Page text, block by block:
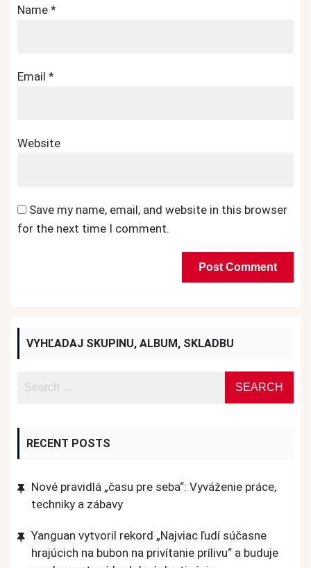
Name *
Email *
Website
Save my name, email, and website in this browser
for the next time I comment.
VYHĽADAJ SKUPINU, ALBUM, SKLADBU
RECENT POSTS
Nové pravidlá „času pre seba“: Vyváženie práce,
techniky a zábavy
Yanguan vytvoril rekord „Najviac ľudí súčasne
hrajúcich na bubon na privítanie prílivu“ a buduje